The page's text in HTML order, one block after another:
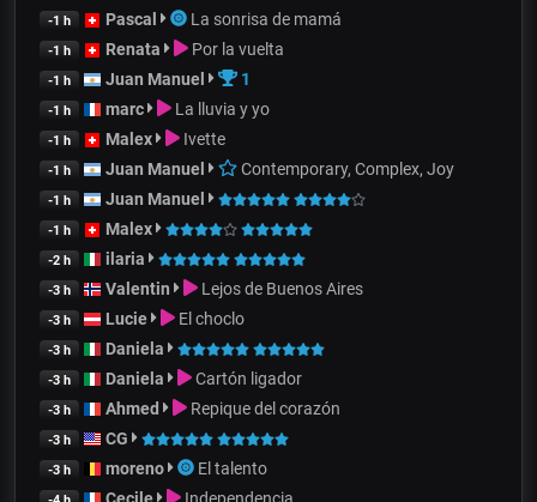
-1 h Pascal La sonrisa de mamá
-1 h Renata Por la vuelta
-1 h Juan Manuel 1
-1 h marc La lluvia y yo
-1 h Malex Ivette
-1 h Juan Manuel Contemporary, Complex, Joy
-1 h Juan Manuel
-1 h Malex
-2 h ilaria
-3 h Valentin Lejos de Buenos Aires
-3 h Lucie El choclo
-3 h Daniela
-3 h Daniela Cartón ligador
-3 h Ahmed Repique del corazón
-3 h CG
-3 h moreno El talento
Cecile Independencia